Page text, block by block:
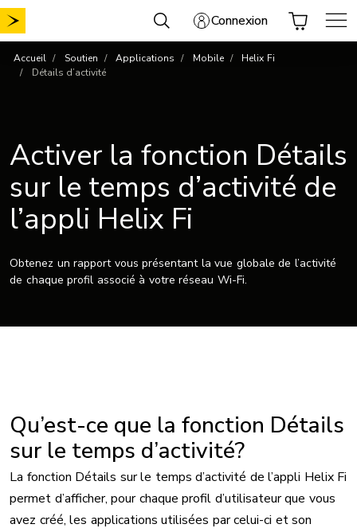
Aller
au
Connexion
Accueil Soutien Applications Mobile
Helix Fi
Détails d’activité
Activer la fonction Détails
sur le temps d’activité de
l’appli Helix Fi
Obtenez un rapport vous présentant la vue globale de l’activité
de chaque profil associé à votre réseau Wi-Fi.
Qu’est-ce que la fonction Détails
sur le temps d’activité?
La fonction Détails sur le temps d’activité de l’appli Helix Fi
permet d’afficher, pour chaque profil d’utilisateur que vous
avez créé, les applications utilisées par celui-ci et son